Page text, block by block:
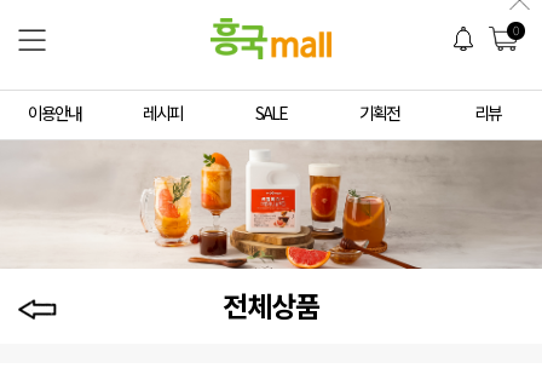
0
이용안내 레시피 SALE 기획전 리뷰
전체상품